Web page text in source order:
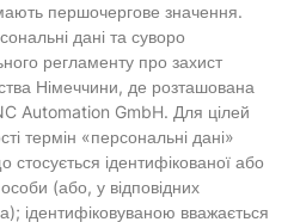
першочергове значення.
дані та суворо
регламенту про захист
Німеччини, де розташована
Automation GmbH. Для цілей
термін «персональні дані»
ідентифікованої або
(або, у відповідних
ідентифіковуваною вважається